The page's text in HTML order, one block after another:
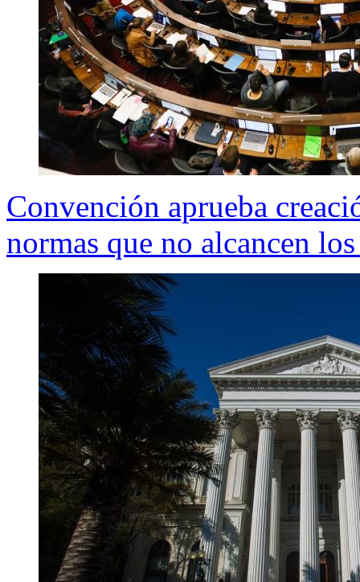
Convención aprueba
normas que no alcancen